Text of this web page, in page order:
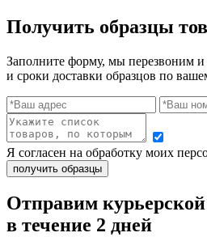
Получить образцы
Заполните форму, мы перезвоним и
и сроки доставки образцов по
Я согласен на обработку моих
Отправим
в течение 2 дней